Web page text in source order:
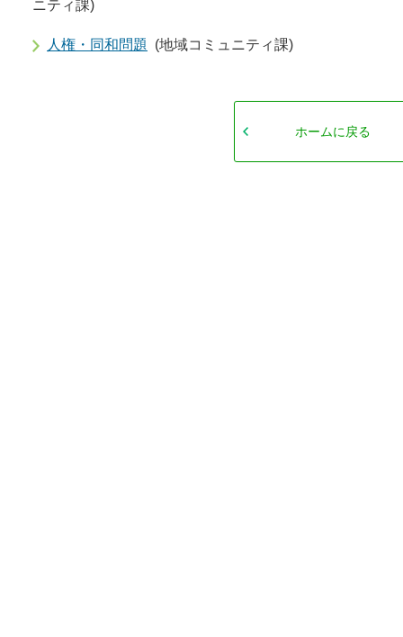
ニティ課)
人権・同和問題 (地域コミュニティ課)
ホームに戻る